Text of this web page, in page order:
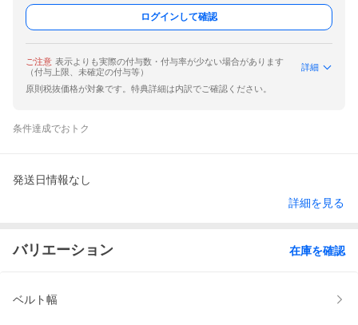
ログインして確認
ご注意 表示よりも実際の付与数・付与率が少ない場合があります
（付与上限、未確定の付与等）
詳細
原則税抜価格が対象です。特典詳細は内訳でご確認ください。
条件達成でおトク
発送日情報なし
詳細を見る
バリエーション 在庫を確認
ベルト幅